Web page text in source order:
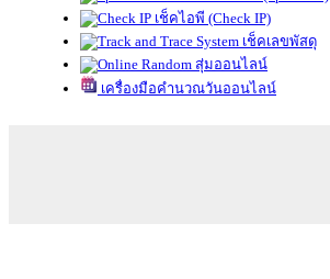
เช็คไอพี (Check IP)
เช็คเลขพัสดุ
สุ่มออนไลน์
เครื่องมือคำนวณวันออนไลน์